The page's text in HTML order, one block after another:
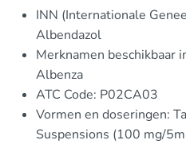
INN (Internationale
Albendazol
Merknamen beschikbaar
Albenza
ATC Code: P02CA03
Vormen en doseringen:
Suspensions (100 mg/